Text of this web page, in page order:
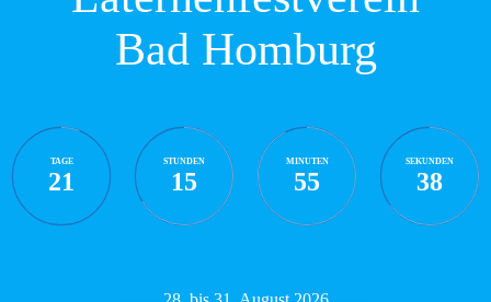
Bad Homburg
TAGE
21
STUNDEN
15
MINUTEN
55
SEKUNDEN
38